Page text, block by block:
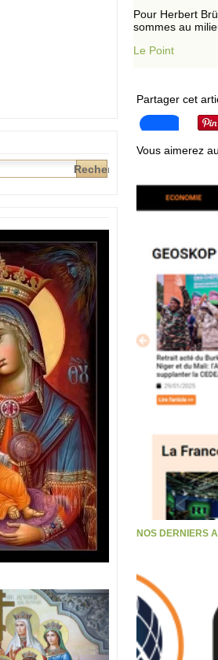
Pour Herbert
sommes au
Le Point
Partager cet
Vous aimerez
NOS DERNIERS